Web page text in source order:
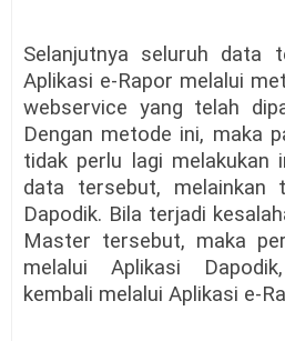
Selanjutnya seluruh data
Aplikasi e-Rapor melalui
webservice yang telah
Dengan metode ini, maka
tidak perlu lagi melakukan
data tersebut, melainkan
Dapodik. Bila terjadi
Master tersebut, maka
melalui Aplikasi
kembali melalui Aplikasi e-